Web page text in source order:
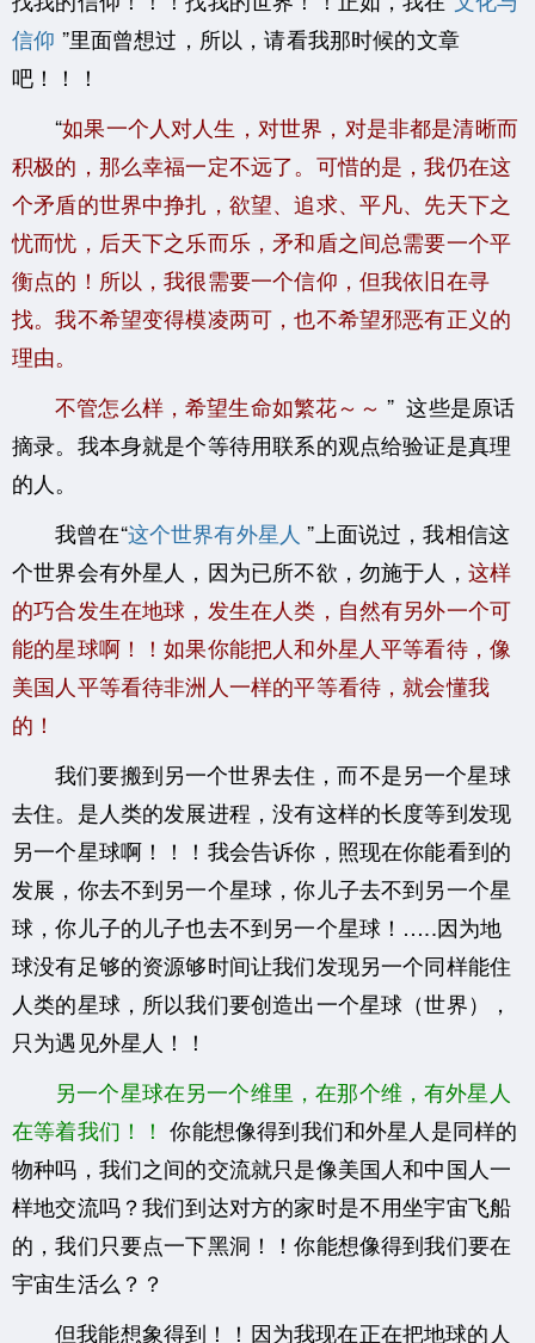
信仰 ”里面曾想过，所以，请看我那时候的文章
吧！！！
“如果一个人对人生，对世界，对是非都是清晰而
积极的，那么幸福一定不远了。可惜的是，我仍在这
个矛盾的世界中挣扎，欲望、追求、平凡、先天下之
忧而忧，后天下之乐而乐，矛和盾之间总需要一个平
衡点的！所以，我很需要一个信仰，但我依旧在寻
找。我不希望变得模凌两可，也不希望邪恶有正义的
理由。
不管怎么样，希望生命如繁花～～ ” 这些是原话
摘录。我本身就是个等待用联系的观点给验证是真理
的人。
我曾在“这个世界有外星人 ”上面说过，我相信这
个世界会有外星人，因为已所不欲，勿施于人， 这样
的巧合发生在地球，发生在人类，自然有另外一个可
能的星球啊！！如果你能把人和外星人平等看待，像
美国人平等看待非洲人一样的平等看待，就会懂我
的！
我们要搬到另一个世界去住，而不是另一个星球
去住。是人类的发展进程，没有这样的长度等到发现
另一个星球啊！！！我会告诉你，照现在你能看到的
发展，你去不到另一个星球，你儿子去不到另一个星
球，你儿子的儿子也去不到另一个星球！…..因为地
球没有足够的资源够时间让我们发现另一个同样能住
人类的星球，所以我们要创造出一个星球（世界），
只为遇见外星人！！
另一个星球在另一个维里，在那个维，有外星人
在等着我们！！ 你能想像得到我们和外星人是同样的
物种吗，我们之间的交流就只是像美国人和中国人一
样地交流吗？我们到达对方的家时是不用坐宇宙飞船
的，我们只要点一下黑洞！！你能想像得到我们要在
宇宙生活么？？
但我能想象得到！！因为我现在正在把地球的人